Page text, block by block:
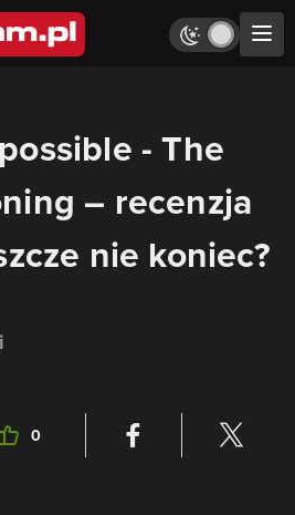
- The
– recenzja
nie koniec?
0